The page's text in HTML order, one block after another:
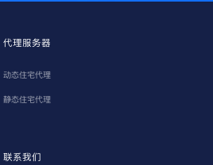
代理服务器
动态住宅代理
静态住宅代理
联系我们